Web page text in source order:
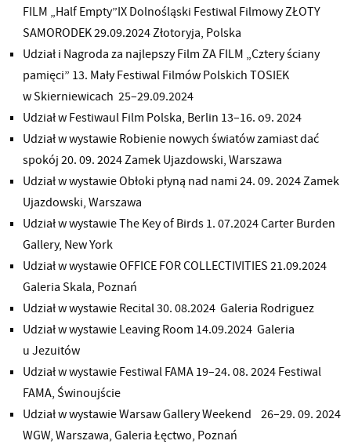
FILM „Half Empty”IX Dolnośląski Festiwal Filmowy ZŁOTY
SAMORODEK 29.09.2024 Złotoryja, Polska
Udział i Nagroda za najlepszy Film ZA FILM „Cztery ściany
pamięci” 13. Mały Festiwal Filmów Polskich TOSIEK
w Skierniewicach 25–29.09.2024
Udział w Festiwaul Film Polska, Berlin 13–16. o9. 2024
Udział w wystawie Robienie nowych światów zamiast dać
spokój 20. 09. 2024 Zamek Ujazdowski, Warszawa
Udział w wystawie Obłoki płyną nad nami 24. 09. 2024 Zamek
Ujazdowski, Warszawa
Udział w wystawie The Key of Birds 1. 07.2024 Carter Burden
Gallery, New York
Udział w wystawie OFFICE FOR COLLECTIVITIES 21.09.2024
Galeria Skala, Poznań
Udział w wystawie Recital 30. 08.2024 Galeria Rodriguez
Udział w wystawie Leaving Room 14.09.2024 Galeria
u Jezuitów
Udział w wystawie Festiwal FAMA 19–24. 08. 2024 Festiwal
FAMA, Świnoujście
Udział w wystawie Warsaw Gallery Weekend 26–29. 09. 2024
WGW, Warszawa, Galeria Łęctwo, Poznań